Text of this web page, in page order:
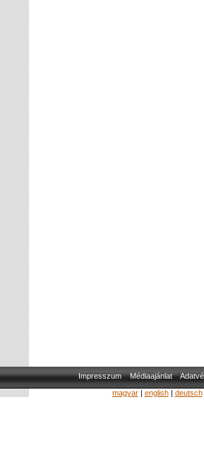
Impresszum Médiaajánlat
magyar| english| deutsch